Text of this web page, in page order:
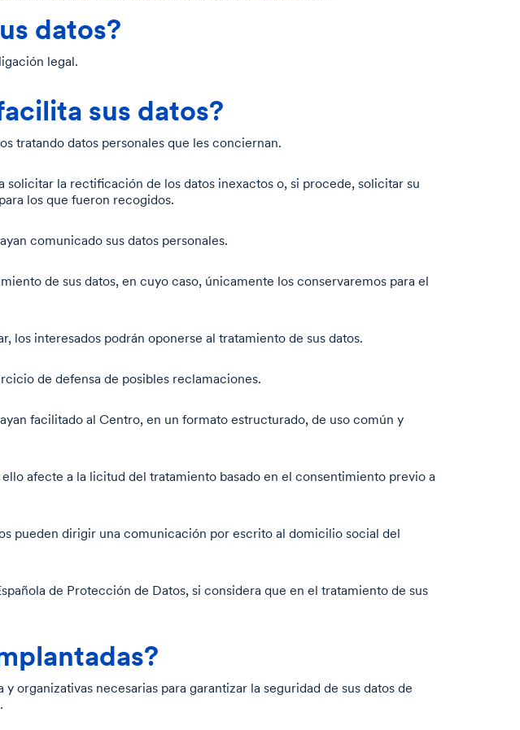
datos?
legal.
sus datos?
tratando datos personales que les conciernan.
solicitar la rectificación de los datos inexactos o, si procede, solicitar su
los que fueron recogidos.
comunicado sus datos personales.
de sus datos, en cuyo caso, únicamente los conservaremos para el
los interesados podrán oponerse al tratamiento de sus datos.
de defensa de posibles reclamaciones.
facilitado al Centro, en un formato estructurado, de uso común y
afecte a la licitud del tratamiento basado en el consentimiento previo a
pueden dirigir una comunicación por escrito al domicilio social del
de Protección de Datos, si considera que en el tratamiento de sus
necesarias para garantizar la seguridad de sus datos de